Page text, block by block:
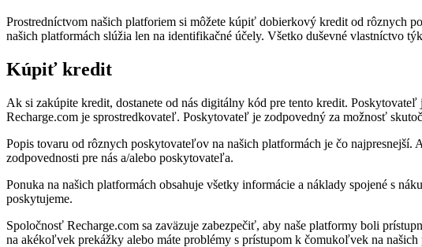
Prostredníctvom našich platforiem si môžete kúpiť dobierkový kredit od rôznych
našich platformách slúžia len na identifikačné účely. Všetko duševné vlastníctvo
Kúpiť kredit
Ak si zakúpite kredit, dostanete od nás digitálny kód pre tento kredit.
Recharge.com je sprostredkovateľ. Poskytovateľ je zodpovedný za možnosť
Popis tovaru od rôznych poskytovateľov na našich platformách je čo
zodpovednosti pre nás a/alebo poskytovateľa.
Ponuka na našich platformách obsahuje všetky informácie a náklady spojené s
poskytujeme.
Spoločnosť Recharge.com sa zaväzuje zabezpečiť, aby naše platformy boli
na akékoľvek prekážky alebo máte problémy s prístupom k čomukoľvek na